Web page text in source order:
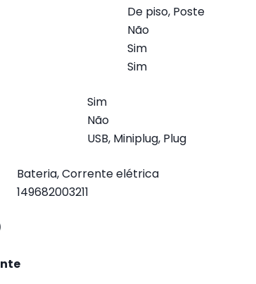
De piso, Poste
Não
Sim
Sim
Sim
Não
USB, Miniplug, Plug
Bateria, Corrente elétrica
149682003211